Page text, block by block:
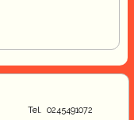
Tel. 0245491072